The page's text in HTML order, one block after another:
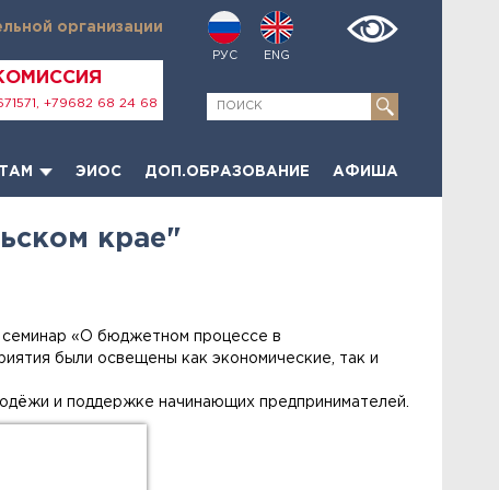
организации
+79682 68 24 68
РУС ENG
ЭИОС ДОП.ОБРАЗОВАНИЕ АФИША
крае"
«О бюджетном процессе в
были освещены как экономические, так и
и поддержке начинающих предпринимателей.